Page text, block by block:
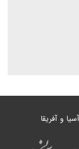
آسیا و آفریقا